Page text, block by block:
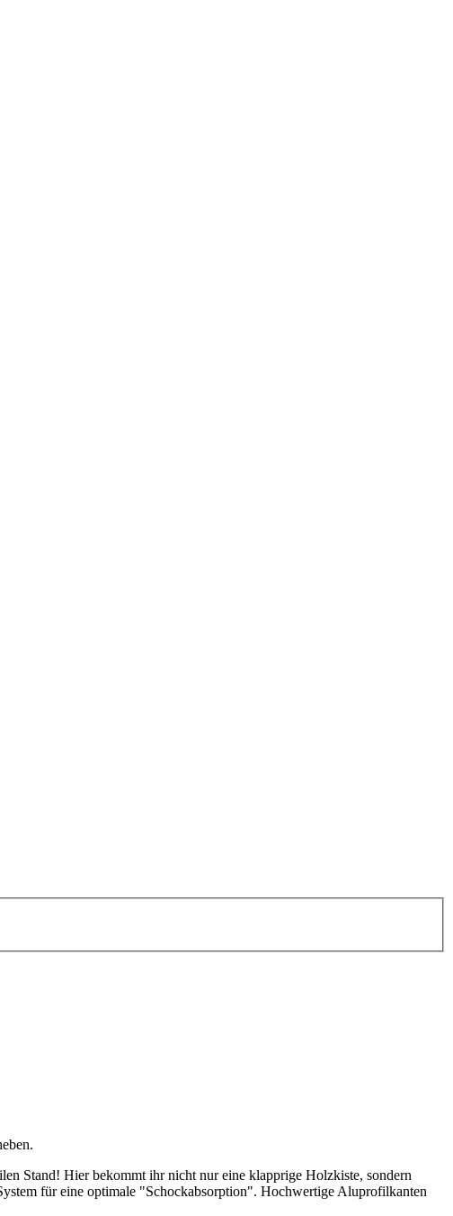
Stand! Hier bekommt ihr nicht nur eine klapprige Holzkiste, sondern
für eine optimale "Schockabsorption". Hochwertige Aluprofilkanten